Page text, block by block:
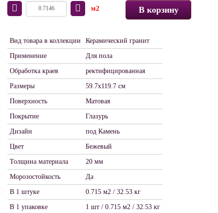
м2 В корзину
Вид товара в коллекции Керамический гранит
Применение Для пола
Обработка краев ректифицированная
Размеры 59.7х119.7 см
Поверхность Матовая
Покрытие Глазурь
Дизайн под Камень
Цвет Бежевый
Толщина материала 20 мм
Морозостойкость Да
В 1 штуке 0.715 м2 / 32.53 кг
В 1 упаковке 1 шт / 0.715 м2 / 32.53 кг